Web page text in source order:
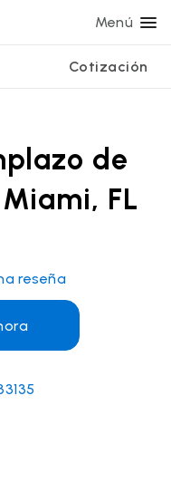
Menú
Cotización
seguridad
de
FL
reseña